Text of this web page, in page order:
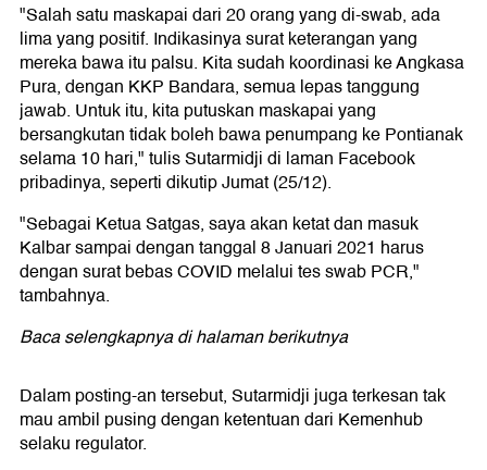
"Salah satu maskapai dari 20 orang yang di-swab, ada
lima yang positif. Indikasinya surat keterangan yang
mereka bawa itu palsu. Kita sudah koordinasi ke Angkasa
Pura, dengan KKP Bandara, semua lepas tanggung
jawab. Untuk itu, kita putuskan maskapai yang
bersangkutan tidak boleh bawa penumpang ke Pontianak
selama 10 hari," tulis Sutarmidji di laman Facebook
pribadinya, seperti dikutip Jumat (25/12).
"Sebagai Ketua Satgas, saya akan ketat dan masuk
Kalbar sampai dengan tanggal 8 Januari 2021 harus
dengan surat bebas COVID melalui tes swab PCR,"
tambahnya.
Baca selengkapnya di halaman berikutnya
Dalam posting-an tersebut, Sutarmidji juga terkesan tak
mau ambil pusing dengan ketentuan dari Kemenhub
selaku regulator.